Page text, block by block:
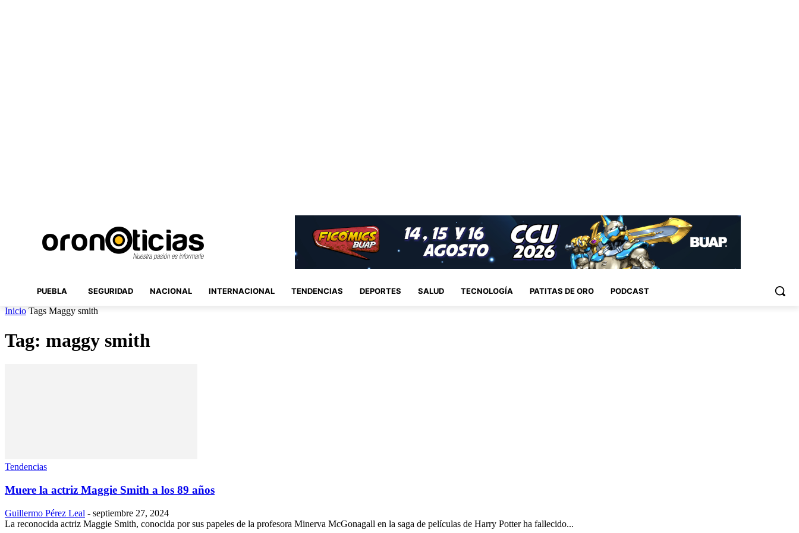
PUEBLA SEGURIDAD NACIONAL INTERNACIONAL TENDENCIAS DEPORTES SALUD TECNOLOGÍA PATITAS DE ORO PODCAST
Inicio Tags Maggy smith
Tag: maggy smith
Tendencias
Muere la actriz Maggie Smith a los 89 años
Guillermo Pérez Leal - septiembre 27, 2024
La reconocida actriz Maggie Smith, conocida por sus papeles de la profesora Minerva McGonagall en la saga de películas de Harry Potter ha fallecido...